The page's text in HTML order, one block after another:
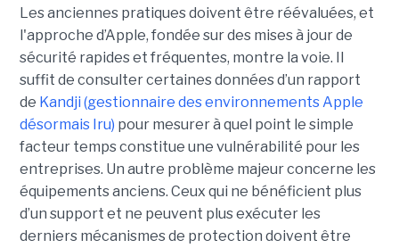
Les anciennes pratiques doivent être réévaluées, et
l'approche d’Apple, fondée sur des mises à jour de
sécurité rapides et fréquentes, montre la voie. Il
suffit de consulter certaines données d’un rapport
de Kandji (gestionnaire des environnements Apple
désormais Iru) pour mesurer à quel point le simple
facteur temps constitue une vulnérabilité pour les
entreprises. Un autre problème majeur concerne les
équipements anciens. Ceux qui ne bénéficient plus
d’un support et ne peuvent plus exécuter les
derniers mécanismes de protection doivent être